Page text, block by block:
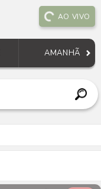
AO VIVO
AMANHÃ